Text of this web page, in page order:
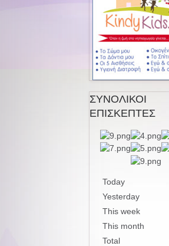
ΣΥΝΟΛΙΚΟΙ
ΕΠΙΣΚΕΠΤΕΣ
Today
Yesterday
This week
This month
Total